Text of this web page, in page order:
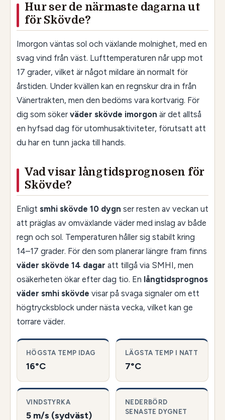
Hur ser de närmaste dagarna ut
för Skövde?
Imorgon väntas sol och växlande molnighet, med en
svag vind från väst. Lufttemperaturen når upp mot
17 grader, vilket är något mildare än normalt för
årstiden. Under kvällen kan en regnskur dra in från
Vänertrakten, men den bedöms vara kortvarig. För
dig som söker väder skövde imorgon är det alltså
en hyfsad dag för utomhusaktiviteter, förutsatt att
du har en tunn jacka till hands.
Vad visar långtidsprognosen för
Skövde?
Enligt smhi skövde 10 dygn ser resten av veckan ut
att präglas av omväxlande väder med inslag av både
regn och sol. Temperaturen håller sig stabilt kring
14–17 grader. För den som planerar längre fram finns
väder skövde 14 dagar att tillgå via SMHI, men
osäkerheten ökar efter dag tio. En långtidsprognos
väder smhi skövde visar på svaga signaler om ett
högtrycksblock under nästa vecka, vilket kan ge
torrare väder.
HÖGSTA TEMP IDAG
16°C
LÄGSTA TEMP I NATT
7°C
VINDSTYRKA
5 m/s (sydväst)
NEDERBÖRD
SENASTE DYGNET